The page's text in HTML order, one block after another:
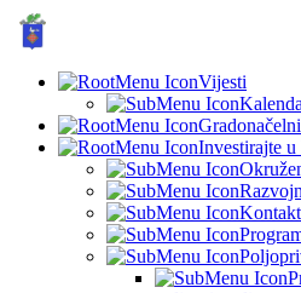
Vijesti
Investirajte